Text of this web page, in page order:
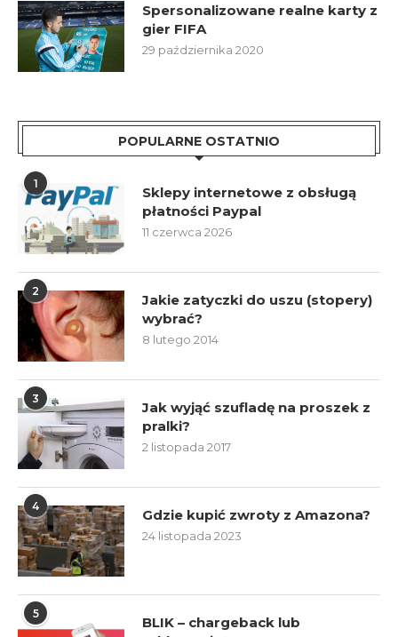
Spersonalizowane realne karty z
gier FIFA
29 października 2020
POPULARNE OSTATNIO
1
Sklepy internetowe z obsługą
płatności Paypal
11 czerwca 2026
2
Jakie zatyczki do uszu (stopery)
wybrać?
8 lutego 2014
3
Jak wyjąć szufladę na proszek z
pralki?
2 listopada 2017
4 Gdzie kupić zwroty z Amazona?
24 listopada 2023
5
BLIK – chargeback lub